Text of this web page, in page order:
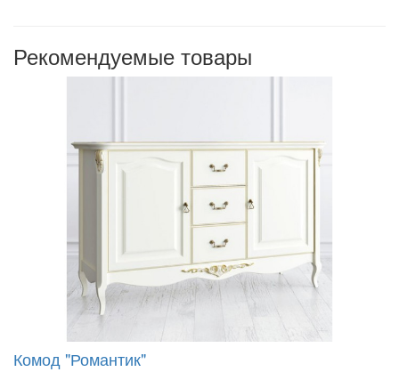
Рекомендуемые товары
Комод "Романтик"